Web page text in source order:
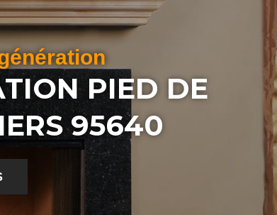
PIED DE
95640